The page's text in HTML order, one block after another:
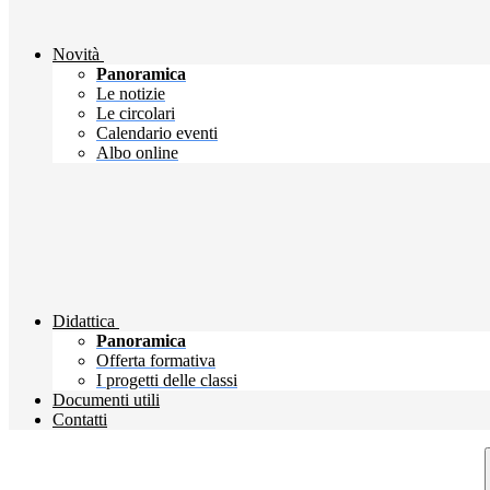
Novità
Panoramica
Le notizie
Le circolari
Calendario eventi
Albo online
Didattica
Panoramica
Offerta formativa
I progetti delle classi
Documenti utili
Contatti